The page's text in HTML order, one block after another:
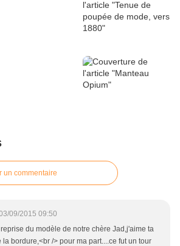
un commentaire
09/2015 09:50
du modèle de notre chère Jad,j'aime ta
la bordure,<br /> pour ma part....ce fut un tour